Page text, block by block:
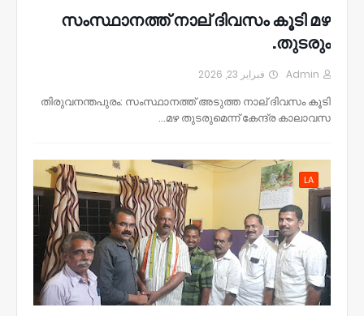
സംസ്ഥാനത്ത് നാല് ദിവസം കൂടി മഴ
തുടരും.
Admin فبراير 23, 2026
തിരുവനന്തപുരം: സംസ്ഥാനത്ത് അടുത്ത നാല് ദിവസം കൂടി
മഴ തുടരുമെന്ന് കേന്ദ്ര കാലാവസ…
LA